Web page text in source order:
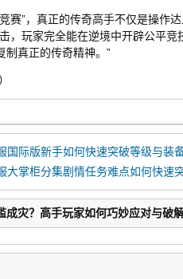
赛”，真正的传奇高手不仅是操作
，玩家完全能在逆境中开辟公平
制真正的传奇精神。”
国际版新手如何快速突破等级与装
大掌柜分集剧情任务难点如何快速突
成灾？高手玩家如何巧妙应对与破